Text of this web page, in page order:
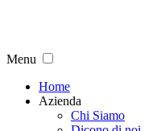
Menu
Home
Azienda
Chi Siamo